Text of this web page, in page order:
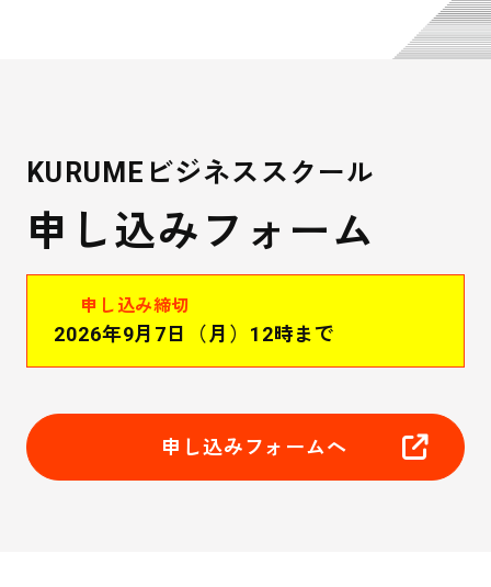
KURUMEビジネススクール
申し込みフォーム
申し込み締切
2026年9月7日（月）12時まで
申し込みフォームへ